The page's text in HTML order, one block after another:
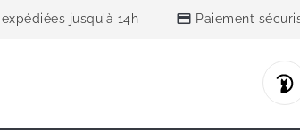
jusqu'à 14h credit_card Paiement